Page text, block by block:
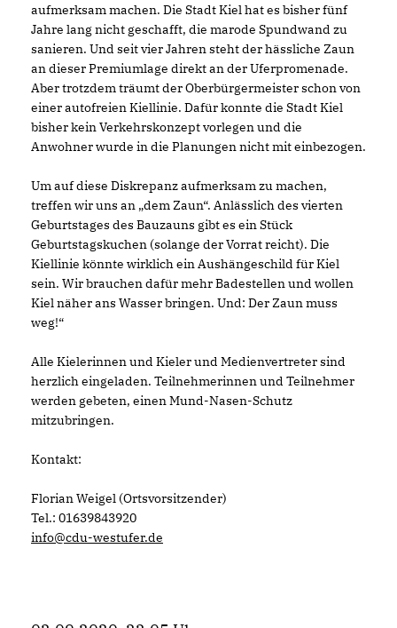
aufmerksam machen. Die Stadt Kiel hat es bisher fünf
Jahre lang nicht geschafft, die marode Spundwand zu
sanieren. Und seit vier Jahren steht der hässliche Zaun
an dieser Premiumlage direkt an der Uferpromenade.
Aber trotzdem träumt der Oberbürgermeister schon von
einer autofreien Kiellinie. Dafür konnte die Stadt Kiel
bisher kein Verkehrskonzept vorlegen und die
Anwohner wurde in die Planungen nicht mit einbezogen.
Um auf diese Diskrepanz aufmerksam zu machen,
treffen wir uns an „dem Zaun“. Anlässlich des vierten
Geburtstages des Bauzauns gibt es ein Stück
Geburtstagskuchen (solange der Vorrat reicht). Die
Kiellinie könnte wirklich ein Aushängeschild für Kiel
sein. Wir brauchen dafür mehr Badestellen und wollen
Kiel näher ans Wasser bringen. Und: Der Zaun muss
weg!“
Alle Kielerinnen und Kieler und Medienvertreter sind
herzlich eingeladen. Teilnehmerinnen und Teilnehmer
werden gebeten, einen Mund-Nasen-Schutz
mitzubringen.
Kontakt:
Florian Weigel (Ortsvorsitzender)
Tel.: 01639843920
info@cdu-westufer.de